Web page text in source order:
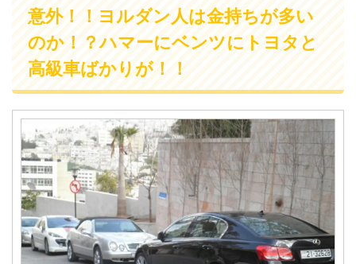
意外！！ヨルダン人は金持ちが多い
のか！？ハマーにベンツにトヨタと
高級車ばかりが！！